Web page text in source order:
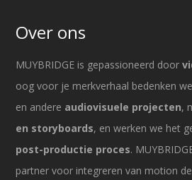
Over ons
MUYBRIDGE is gepassioneerd door
oog voor je merkverhaal bedenken
en andere audiovisuele projecten,
en storyboards, en werken we het
post-productie proces.
partner voor integreren van motion